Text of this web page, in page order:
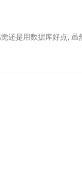
还是用数据库好点,